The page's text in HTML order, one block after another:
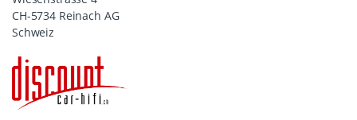
CH-5734 Reinach AG
Schweiz